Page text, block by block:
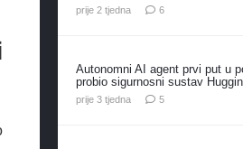
prije 2 tjedna 6komentara
Autonomni AI agent prvi put u
probio sigurnosni sustav
prije 3 tjedna 5komentara